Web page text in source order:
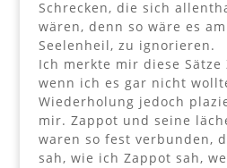
Schrecken, die sich
wären, denn so wäre es
Seelenheil, zu ignorieren.
Ich merkte mir diese Sätze
wenn ich es gar nicht
Wiederholung jedoch
mir. Zappot und seine
waren so fest verbunden,
sah, wie ich Zappot sah,